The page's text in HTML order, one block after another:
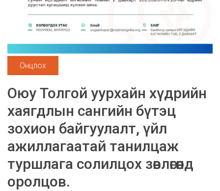
Онцлох
Оюу Толгой уурхайн хүдрийн
хаягдлын сангийн бүтэц
зохион байгуулалт, үйл
ажиллагаатай танилцаж
туршлага солилцох зөвлөгөөнд
оролцов.